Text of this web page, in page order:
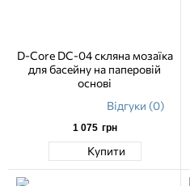
D-Core DC-04 скляна мозаїка
для басейну на паперовій
основі
Відгуки (0)
1 075 грн
Купити